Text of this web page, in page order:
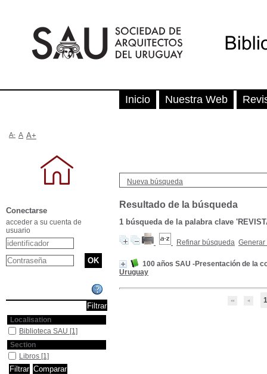
Nueva búsqueda
Resultado de la búsqueda
1 búsqueda de la palabra clave
Refinar búsqueda Generar
100 años SAU -Presentación de la
Uruguay
1
Inicio Nuestra Web
A- A A+
Conectarse
acceder a su cuenta de
usuario
Localisation
Biblioteca SAU [1]
Section
Libros [1]